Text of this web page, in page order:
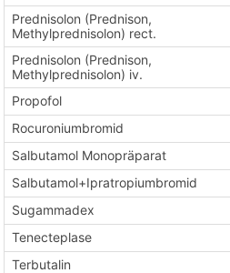
Prednisolon (Prednison,
Methylprednisolon) rect.
Prednisolon (Prednison,
Methylprednisolon) iv.
Propofol
Rocuroniumbromid
Salbutamol Monopräparat
Salbutamol+Ipratropiumbromid
Sugammadex
Tenecteplase
Terbutalin